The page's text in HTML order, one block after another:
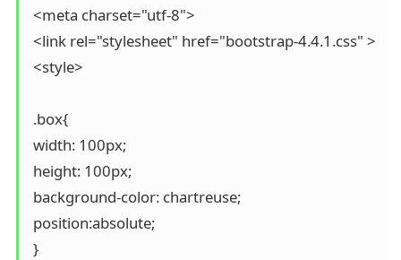
<meta charset="utf-8">
<link rel="stylesheet" href="bootstrap-4.4.1.css" >
<style>
.box{
width: 100px;
height: 100px;
background-color: chartreuse;
position:absolute;
}